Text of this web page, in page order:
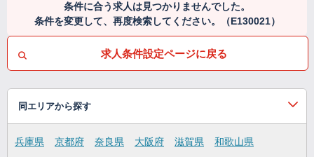
条件に合う求人は見つかりませんでした。
条件を変更して、再度検索してください。（E130021）
求人条件設定ページに戻る
同エリアから探す
兵庫県 京都府 奈良県 大阪府 滋賀県 和歌山県